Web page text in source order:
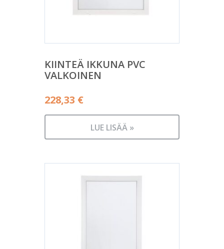
KIINTEÄ IKKUNA PVC
VALKOINEN
228,33 €
LUE LISÄÄ »